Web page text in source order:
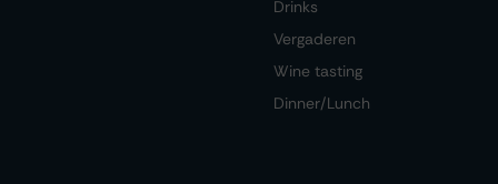
Drinks
Vergaderen
Wine tasting
Dinner/Lunch